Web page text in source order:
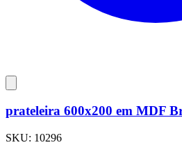
prateleira 600x200 em MDF
SKU: 10296